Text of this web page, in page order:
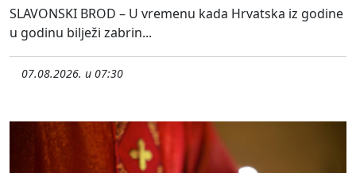
SLAVONSKI BROD – U vremenu kada Hrvatska iz godine
u godinu bilježi zabrin...
07.08.2026. u 07:30